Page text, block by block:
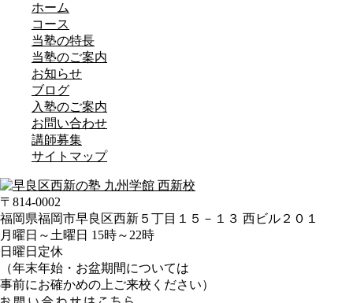
ホーム
コース
当塾の特長
当塾のご案内
お知らせ
ブログ
入塾のご案内
お問い合わせ
講師募集
サイトマップ
〒814-0002
福岡県福岡市早良区西新５丁目１５－１３ 西ビル２０１
月曜日～土曜日 15時～22時
日曜日定休
（年末年始・お盆期間については
事前にお確かめの上ご来校ください）